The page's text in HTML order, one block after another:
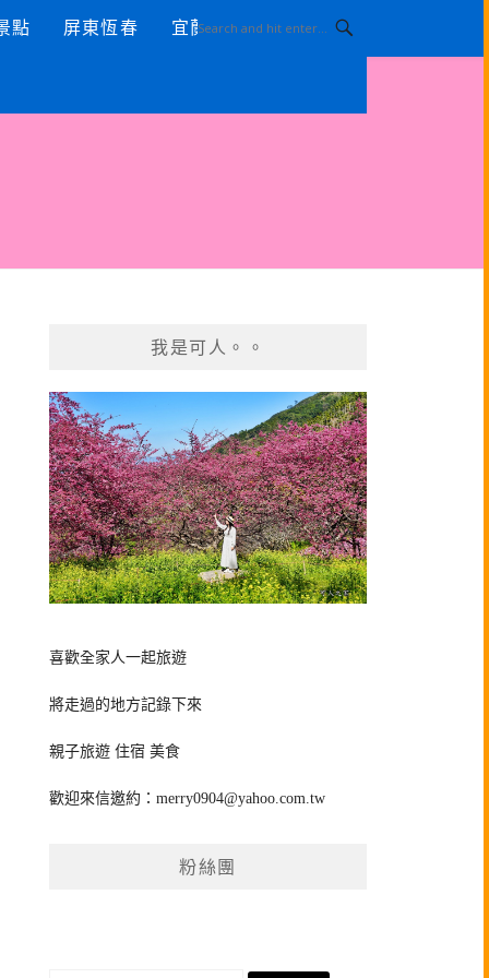
點 屏東恆春 宜蘭景點
我是可人。。
喜歡全家人一起旅遊
將走過的地方記錄下來
親子旅遊 住宿 美食
歡迎來信邀約：merry0904@yahoo.com.tw
粉絲團